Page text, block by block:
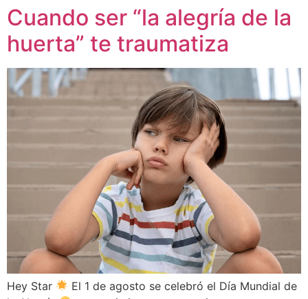
Cuando ser “la alegría de la
huerta” te traumatiza
Hey Star
El 1 de agosto se celebró el Día Mundial de